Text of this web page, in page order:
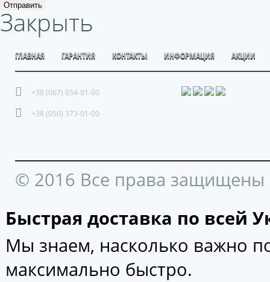
Отправить
Закрыть
ГЛАВНАЯ ГАРАНТИЯ КОНТАКТЫ ИНФОРМАЦИЯ АКЦИИ
+38 (067) 654-01-00
+38 (050) 373-01-00
© 2016 Все права защищены
Быстрая доставка по всей
Мы знаем, насколько важно
максимально быстро.